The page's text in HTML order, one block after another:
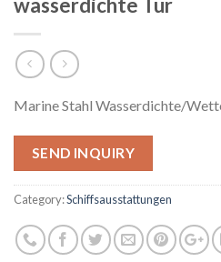
wasserdichte Tür
Marine Stahl Wasserdichte/
SEND INQUIRY
Category:Schiffsausstattungen